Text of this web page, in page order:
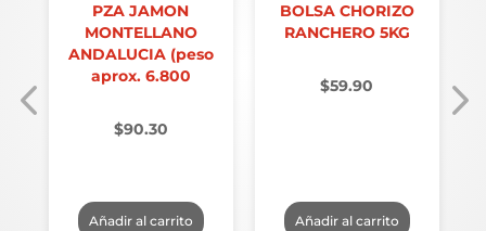
PZA JAMON
MONTELLANO
ANDALUCIA (peso
aprox. 6.800
$90.30
Añadir al carrito
BOLSA CHORIZO
RANCHERO 5KG
$59.90
Añadir al carrito